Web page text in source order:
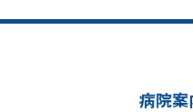
病院案